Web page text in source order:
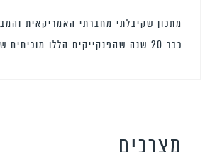
מתכון שקיבלתי מחברתי האמריקאית
כבר 20 שנה שהפנקייקים הללו מוכיחים שוב ושוב שהם מבית טוב ואפשר לסמוך עליהם לגמרי.